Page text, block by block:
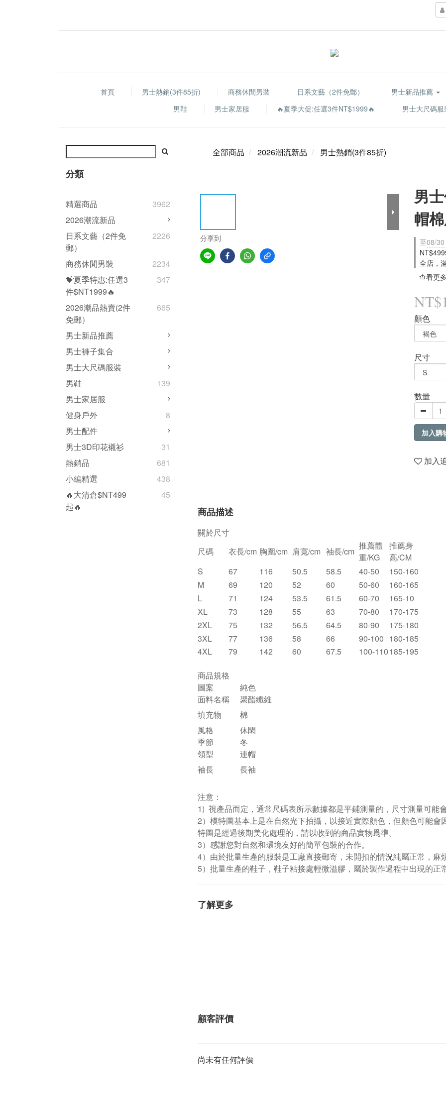
首頁 男士熱銷(3件85折) 商務休閒男裝 日系文藝（2件免郵）
男士新品推薦
男鞋
男士家居服 🔥夏季大促:任選3件NT$1999🔥 男士大尺碼服
分類
精選商品
3962
2026潮流新品
日系文藝（2件免
郵）
2226
商務休閒男裝
2234
💝夏季特惠:任選3
件$NT1999🔥
347
2026潮品熱賣(2件
免郵）
665
男士新品推薦
男士褲子集合
男士大尺碼服裝
男鞋
139
男士家居服
健身戶外
8
男士配件
男士3D印花襯衫
31
熱銷品
681
小編精選
438
🔥大清倉$NT499
起🔥
45
全部商品 2026潮流新品 男士熱銷(3件85折)
分享到
男
帽
至08/
全店，
查看更
顏色
尺寸
數量
加入購
加入
商品描述
關於尺寸
尺碼
衣長/cm 胸圍/cm 肩寬/cm 袖長/cm
推薦體
重/KG
推薦身
高/CM
S
67 116 50.5 58.5 40-50
150-160
M
69 120 52 60 50-60
160-165
L
71 124 53.5 61.5 60-70
165-10
XL
73 128 55 63 70-80
170-175
2XL
75 132 56.5 64.5 80-90
175-180
3XL
77 136 58 66 90-100 180-185
4XL
79 142 60 67.5 100-110185-195
商品規格
圖案
純色
面料名稱
聚酯纖維
填充物
棉
風格
休閑
季節
冬
領型
連帽
袖長
長袖
注意：
1) 視產品而定，通常尺碼表所示數據都是平鋪測量的，尺寸測量可能
2）模特圖基本上是在自然光下拍攝，以接近實際顏色，但顏色可能
特圖是經過後期美化處理的，請以收到的商品實物爲準。
3）感謝您對自然和環境友好的簡單包裝的合作。
4）由於批量生產的服裝是工廠直接郵寄，未開扣的情況純屬正常，麻
5）批量生產的鞋子，鞋子粘接處輕微溢膠，屬於製作過程中出現的
了解更多
顧客評價
尚未有任何評價